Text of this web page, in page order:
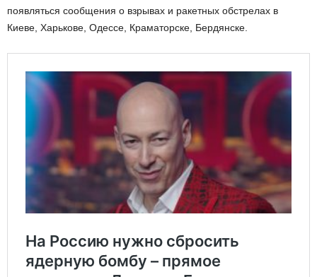
появляться сообщения о взрывах и ракетных обстрелах в
Киеве, Харькове, Одессе, Краматорске, Бердянске.